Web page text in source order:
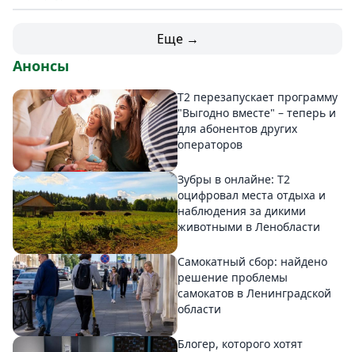
Еще →
Анонсы
Т2 перезапускает программу
"Выгодно вместе" – теперь и
для абонентов других
операторов
Зубры в онлайне: Т2
оцифровал места отдыха и
наблюдения за дикими
животными в Ленобласти
Самокатный сбор: найдено
решение проблемы
самокатов в Ленинградской
области
Блогер, которого хотят